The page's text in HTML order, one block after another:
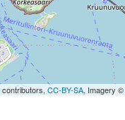
contributors, CC-BY-SA, Imagery ©